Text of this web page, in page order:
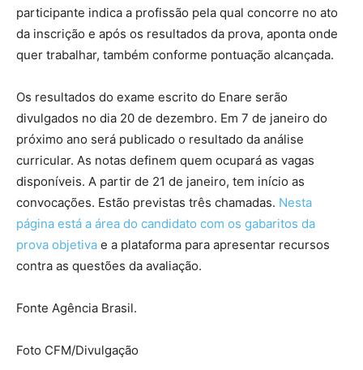
participante indica a profissão pela qual concorre no ato
da inscrição e após os resultados da prova, aponta onde
quer trabalhar, também conforme pontuação alcançada.
Os resultados do exame escrito do Enare serão
divulgados no dia 20 de dezembro. Em 7 de janeiro do
próximo ano será publicado o resultado da análise
curricular. As notas definem quem ocupará as vagas
disponíveis. A partir de 21 de janeiro, tem início as
convocações. Estão previstas três chamadas. Nesta
página está a área do candidato com os gabaritos da
prova objetiva e a plataforma para apresentar recursos
contra as questões da avaliação.
Fonte Agência Brasil.
Foto CFM/Divulgação